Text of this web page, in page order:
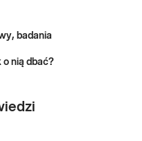
badania
o nią dbać?